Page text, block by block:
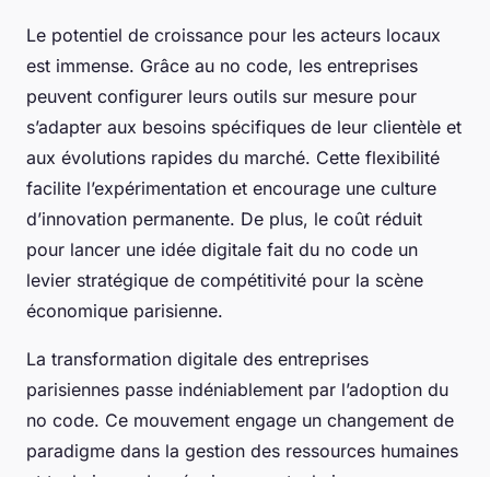
Le potentiel de croissance pour les acteurs locaux
est immense. Grâce au no code, les entreprises
peuvent configurer leurs outils sur mesure pour
s’adapter aux besoins spécifiques de leur clientèle et
aux évolutions rapides du marché. Cette flexibilité
facilite l’expérimentation et encourage une culture
d’innovation permanente. De plus, le coût réduit
pour lancer une idée digitale fait du no code un
levier stratégique de compétitivité pour la scène
économique parisienne.
La transformation digitale des entreprises
parisiennes passe indéniablement par l’adoption du
no code. Ce mouvement engage un changement de
paradigme dans la gestion des ressources humaines